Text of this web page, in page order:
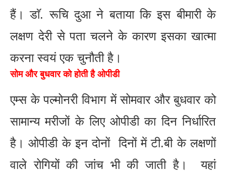
हैं। डाॅ. रूचि दुआ ने बताया कि इस बीमारी के
लक्षण देरी से पता चलने के कारण इसका खात्मा
करना स्वयं एक चुनौती है।
सोम और बुधवार को होती है ओपीडी
एम्स के पल्मोनरी विभाग में सोमवार और बुधवार को
सामान्य मरीजों के लिए ओपीडी का दिन निर्धारित
है। ओपीडी के इन दोनों दिनों में टी.बी के लक्षणों
वाले रोगियों की जांच भी की जाती है। यहां